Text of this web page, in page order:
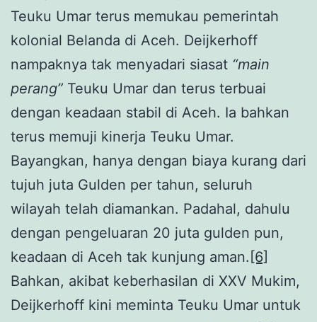
Teuku Umar terus memukau pemerintah
kolonial Belanda di Aceh. Deijkerhoff
nampaknya tak menyadari siasat “main
perang” Teuku Umar dan terus terbuai
dengan keadaan stabil di Aceh. Ia bahkan
terus memuji kinerja Teuku Umar.
Bayangkan, hanya dengan biaya kurang dari
tujuh juta Gulden per tahun, seluruh
wilayah telah diamankan. Padahal, dahulu
dengan pengeluaran 20 juta gulden pun,
keadaan di Aceh tak kunjung aman. [6]
Bahkan, akibat keberhasilan di XXV Mukim,
Deijkerhoff kini meminta Teuku Umar untuk